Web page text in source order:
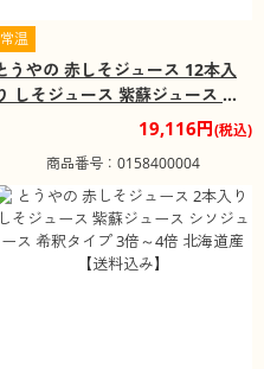
常温
うやの 赤しそジュース 12本入
しそジュース 紫蘇ジュース シ
ソジュース 希釈タイプ 3倍～4倍
19,116円(税込)
商品番号：0158400004